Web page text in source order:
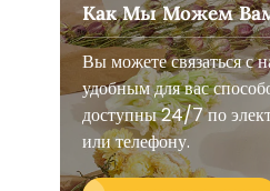
Как Мы Можем
Вы можете связаться с
удобным для вас
доступны 24/7 по
или телефону.